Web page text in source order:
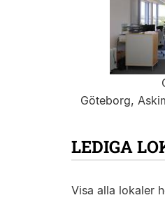
Göteborg,
LEDIGA
Visa alla lokaler